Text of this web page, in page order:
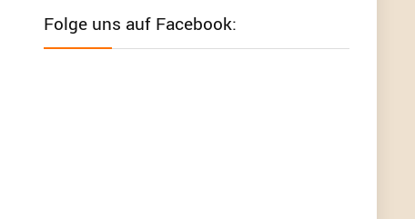
meisten Deals sind Tagespreise!
Folge uns auf Facebook: